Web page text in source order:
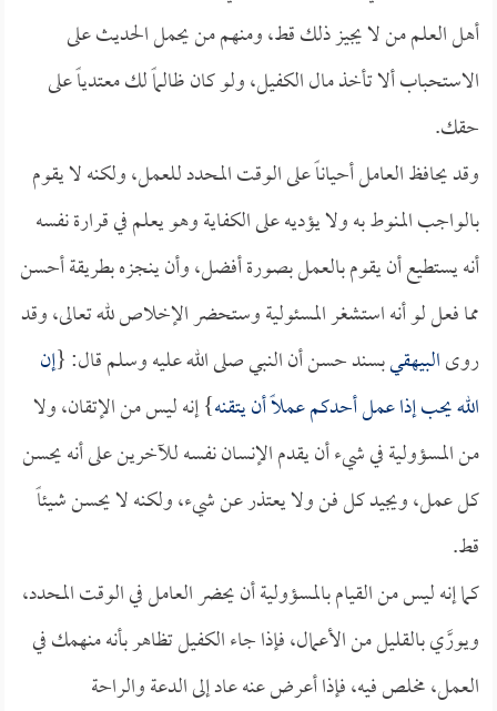
أهل العلم من لا يجيز ذلك قط، ومنهم من يحمل الحديث على
الاستحباب ألا تأخذ مال الكفيل، ولو كان ظالماً لك معتدياً على
حقك.
وقد يحافظ العامل أحياناً على الوقت المحدد للعمل، ولكنه لا يقوم
بالواجب المنوط به ولا يؤديه على الكفاية وهو يعلم في قرارة نفسه
أنه يستطيع أن يقوم بالعمل بصورة أفضل، وأن ينجزه بطريقة أحسن
مما فعل لو أنه استشغر المسئولية وستحضر الإخلاص لله تعالى، وقد
روىالبيهقيبسند حسن أن النبي صلى الله عليه وسلم قال: {إن
الله يحب إذا عمل أحدكم عملاً أن يتقنه} إنه ليس من الإتقان، ولا
من المسؤولية في شيء أن يقدم الإنسان نفسه للآخرين على أنه يحسن
كل عمل، ويجيد كل فن ولا يعتذر عن شيء، ولكنه لا يحسن شيئاً
قط.
كما إنه ليس من القيام بالمسؤولية أن يحضر العامل في الوقت المحدد،
ويورَّي بالقليل من الأعمال، فإذا جاء الكفيل تظاهر بأنه منهمك في
العمل، مخلص فيه، فإذا أعرض عنه عاد إلى الدعة والراحة